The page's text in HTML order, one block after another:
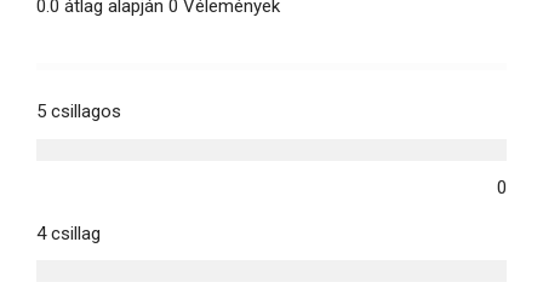
0.0 átlag alapján 0 Vélemények
5 csillagos
0
4 csillag